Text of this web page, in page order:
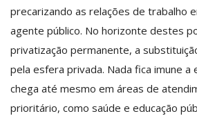
precarizando as relações de trabalho
agente público. No horizonte destes
privatização permanente, a
pela esfera privada. Nada fica imune a
chega até mesmo em áreas de
prioritário, como saúde e educação